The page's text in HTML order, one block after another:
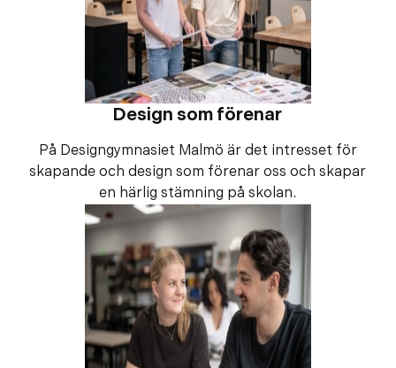
Design som förenar
På Designgymnasiet Malmö är det intresset för
skapande och design som förenar oss och skapar
en härlig stämning på skolan.